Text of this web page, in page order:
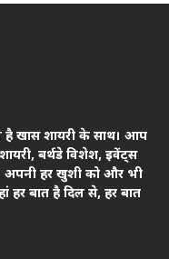
खास शायरी के साथ। आप
बर्थडे विशेश, इवेंट्स
अपनी हर खुशी को और भी
हर बात है दिल से, हर बात